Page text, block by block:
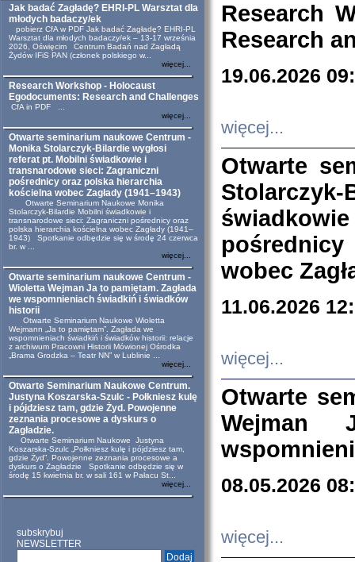
Jak badać Zagładę? EHRI-PL Warsztat dla
młodych badaczy/ek
pobierz CfA w PDF Jak badać Zagładę? EHRI-PL
Warsztat dla młodych badaczy/ek – 13-17 września
2026, Oświęcim Centrum Badań nad Zagładą
Żydów IFiS PAN (członek polskiego w...
więcej...
Research Workshop - Holocaust
Egodocuments: Research and Challenges
CfA in PDF ...
więcej...
Otwarte seminarium naukowe Centrum -
Monika Stolarczyk-Bilardie wygłosi
referat pt. Mobilni świadkowie i
transnarodowe sieci: Zagraniczni
pośrednicy oraz polska hierarchia
kościelna wobec Zagłady (1941–1943)
Otwarte Seminarium Naukowe Monika
Stolarczyk-Bilardie Mobilni świadkowie i
transnarodowe sieci: Zagraniczni pośrednicy oraz
polska hierarchia kościelna wobec Zagłady (1941–
1943) Spotkanie odbędzie się w środę 24 czerwca
br. w ...
więcej...
Otwarte seminarium naukowe Centrum -
Wioletta Wejman Ja to pamiętam. Zagłada
we wspomnieniach świadkiń i świadków
historii
Otwarte Seminarium Naukowe Wioletta
Wejmann „Ja to pamiętam”. Zagłada we
wspomnieniach świadkiń i świadków historii: relacje
z archiwum Pracowni Historii Mówionej Ośrodka
„Brama Grodzka – Teatr NN” w Lublinie ...
więcej...
Otwarte Seminarium Naukowe Centrum.
Justyna Koszarska-Szulc - Połkniesz kulę
i pójdziesz tam, gdzie Żyd. Powojenne
zeznania procesowe a dyskurs o
Zagładzie.
Otwarte Seminarium Naukowe Justyna
Koszarska-Szulc „Połkniesz kulę i pójdziesz tam,
gdzie Żyd”. Powojenne zeznania procesowe a
dyskurs o Zagładzie Spotkanie odbędzie się w
środę 15 kwietnia br. w sali 161 w Pałacu St...
więcej...
subskrybuj
NEWSLETTER
Research
Research
19.06.2026
więcej...
Otwarte
wobec
11.06.2026
więcej...
Otwarte
Wejman
08.05.2026
więcej...